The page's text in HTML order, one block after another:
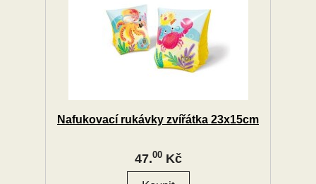
Nafukovací rukávky zvířátka 23x15cm
47.00Kč